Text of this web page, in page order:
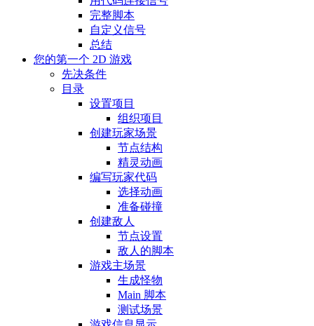
完整脚本
自定义信号
总结
您的第一个 2D 游戏
先决条件
目录
设置项目
组织项目
创建玩家场景
节点结构
精灵动画
编写玩家代码
选择动画
准备碰撞
创建敌人
节点设置
敌人的脚本
游戏主场景
生成怪物
Main 脚本
测试场景